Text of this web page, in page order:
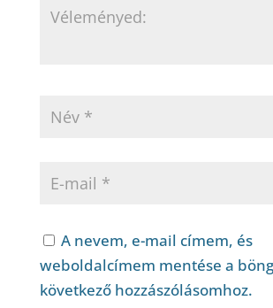
A nevem, e-mail címem, és
weboldalcímem mentése a
következő hozzászólásomhoz.